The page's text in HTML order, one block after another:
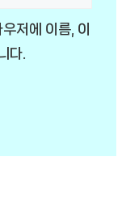
저에 이름, 이
다.